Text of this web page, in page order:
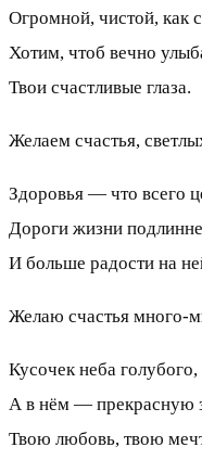
Огромной, чистой, как
Хотим, чтоб вечно
Твои счастливые глаза.
Желаем счастья,
Здоровья — что всего
Дороги жизни
И больше радости на
Желаю счастья много-
Кусочек неба голубого,
А в нём — прекрасную
Твою любовь, твою